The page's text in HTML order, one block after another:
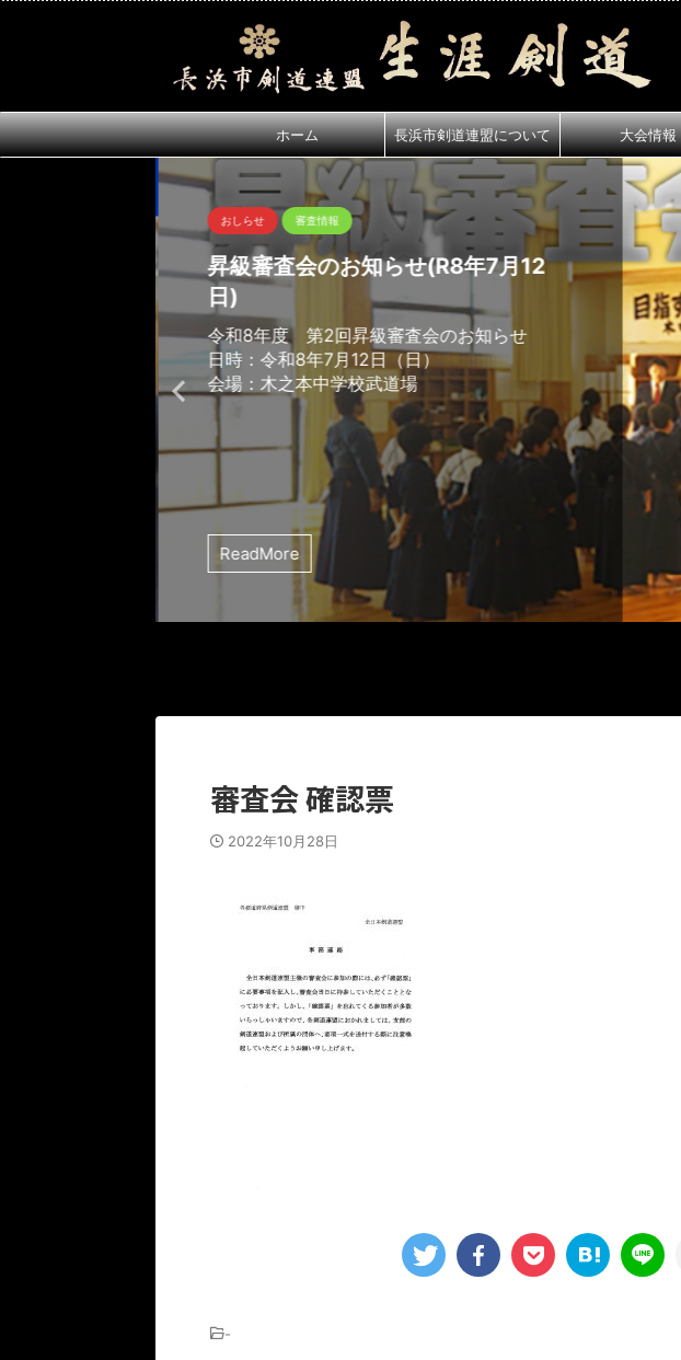
ホーム 長浜市剣道連盟について 大会情報
おしらせ 審査情報
昇級審査会のお知らせ(R8年7月12
日)
令和8年度 第2回昇級審査会のお知らせ
日時：令和8年7月12日（日）
会場：木之本中学校武道場
ReadMore
審査会 確認票
2022年10月28日
-